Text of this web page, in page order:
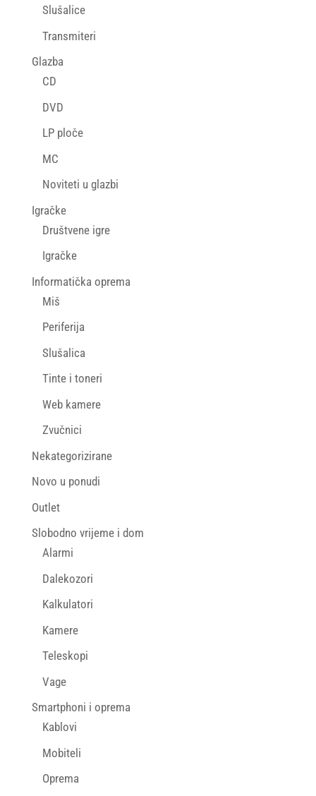
Slušalice
Transmiteri
Glazba
CD
DVD
LP ploče
MC
Noviteti u glazbi
Igračke
Društvene igre
Igračke
Informatička oprema
Miš
Periferija
Slušalica
Tinte i toneri
Web kamere
Zvučnici
Nekategorizirane
Novo u ponudi
Outlet
Slobodno vrijeme i dom
Alarmi
Dalekozori
Kalkulatori
Kamere
Teleskopi
Vage
Smartphoni i oprema
Kablovi
Mobiteli
Oprema